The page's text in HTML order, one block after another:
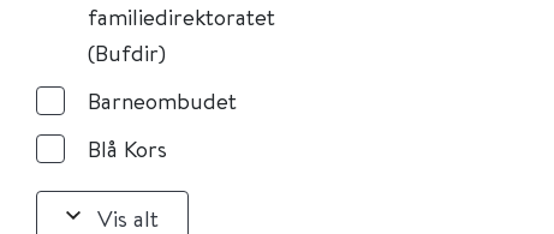
familiedirektoratet
(Bufdir)
Barneombudet
Blå Kors
Vis alt